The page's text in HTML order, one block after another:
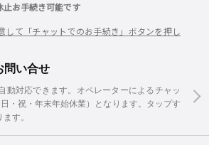
お手続き可能です
して「チャットでのお手続き」ボタンを押し
問い合せ
動対応できます。オペレーターによるチャッ
・祝・年末年始休業）となります。タップす
す。